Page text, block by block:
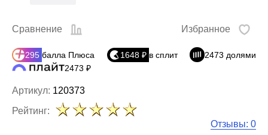
Артикул: 120373
Сравнение Избранное
295 балла Плюса 1648 ₽ в сплит
2473 долями
2473 ₽
Рейтинг:
Отзывы: 0